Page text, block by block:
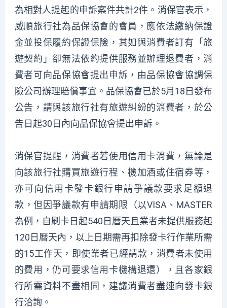
為相對人提起的申訴案件共計2件。消保官表示，
威順旅行社為品保協會的會員，應依法繳納保證
金並投保履約保證保險，其如與消費者訂有「旅
遊契約」卻無法依約提供服務並辦理退費者，消
費者可向品保協會提出申訴，由品保協會協調保
險公司辦理賠償事宜。品保協會已於5月18日發布
公告，請與該旅行社有旅遊糾紛的消費者，於公
告日起30日內向品保協會提出申訴。
消保官提醒，消費者若使用信用卡消費，無論是
向該旅行社購買旅遊行程、機加酒或住宿券等，
亦可向信用卡發卡銀行申請爭議款要求足額退
款，但因爭議款有申請期限（以VISA、MASTER
為例，自刷卡日起540日曆天且業者未提供服務起
120日曆天內，以上日期需再扣除發卡行作業所需
的15工作天，即使業者已經請款，消費者未使用
的費用，仍可要求信用卡機構退還），且各家銀
行所需資料不盡相同，建議消費者盡速向發卡銀
行洽詢。